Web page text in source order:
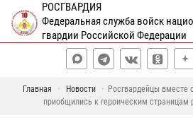
РОСГВАРДИЯ
Федеральная служба войск
гвардии Российской Федерации
Главная Новости
Росгвардейцы
приобщились к героическим страницам